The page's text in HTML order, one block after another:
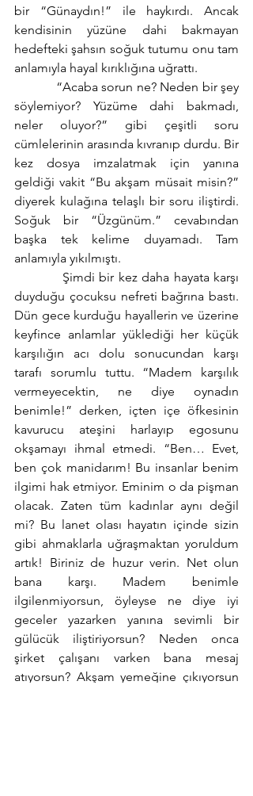
bir “Günaydın!” ile haykırdı. Ancak
kendisinin yüzüne dahi bakmayan
hedefteki şahsın soğuk tutumu onu tam
anlamıyla hayal kırıklığına uğrattı.
söylemiyor? Yüzüme dahi bakmadı,
neler oluyor?” gibi çeşitli soru
cümlelerinin arasında kıvranıp durdu. Bir
kez dosya imzalatmak için yanına
geldiği vakit “Bu akşam müsait misin?”
diyerek kulağına telaşlı bir soru iliştirdi.
Soğuk bir “Üzgünüm.” cevabından
başka tek kelime duyamadı. Tam
anlamıyla yıkılmıştı.
duyduğu çocuksu nefreti bağrına bastı.
Dün gece kurduğu hayallerin ve üzerine
keyfince anlamlar yüklediği her küçük
karşılığın acı dolu sonucundan karşı
tarafı sorumlu tuttu. “Madem karşılık
vermeyecektin, ne diye oynadın
benimle!” derken, içten içe öfkesinin
kavurucu ateşini harlayıp egosunu
okşamayı ihmal etmedi. “Ben… Evet,
ben çok manidarım! Bu insanlar benim
ilgimi hak etmiyor. Eminim o da pişman
olacak. Zaten tüm kadınlar aynı değil
mi? Bu lanet olası hayatın içinde sizin
gibi ahmaklarla uğraşmaktan yoruldum
artık! Biriniz de huzur verin. Net olun
bana karşı. Madem benimle
ilgilenmiyorsun, öyleyse ne diye iyi
geceler yazarken yanına sevimli bir
gülücük iliştiriyorsun? Neden onca
şirket çalışanı varken bana mesaj
atıyorsun? Akşam yemeğine çıkıyorsun